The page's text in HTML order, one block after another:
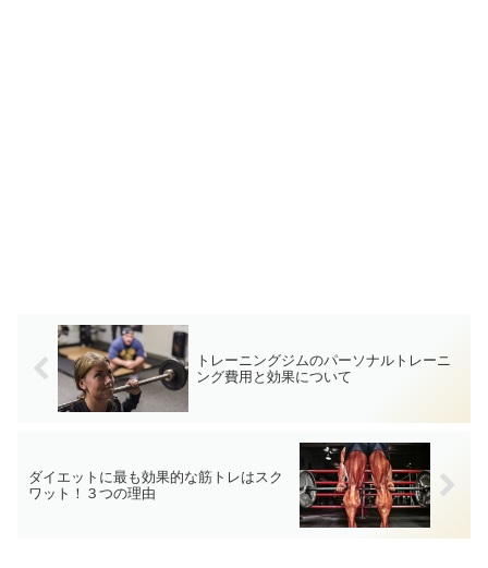
トレーニングジムのパーソナルトレーニ
ング費用と効果について
ダイエットに最も効果的な筋トレはスク
ワット！３つの理由